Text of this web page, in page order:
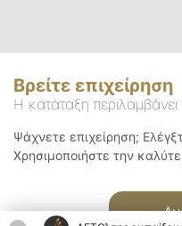
Βρείτε επιχείρηση
Η κατάταξη
Ψάχνετε επιχείρηση;
Χρησιμοποιήστε την